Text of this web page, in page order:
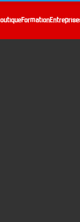
Formation